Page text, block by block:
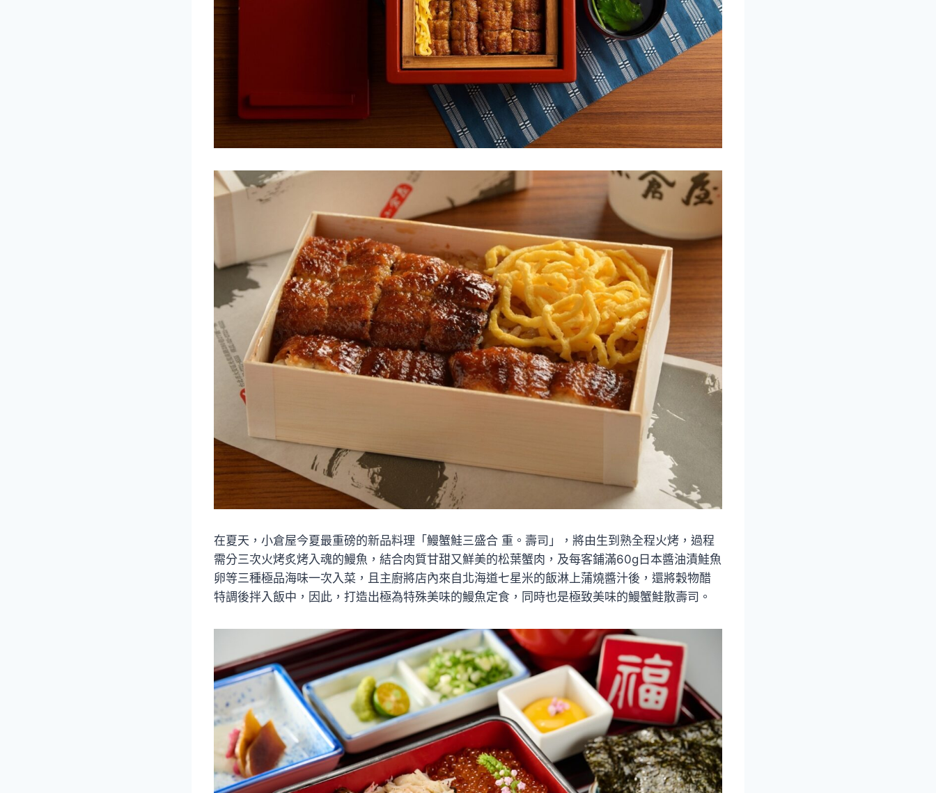
在夏天，小倉屋今夏最重磅的新品料理「鰻蟹鮭三盛合 重。壽司」，將由生到熟全程火烤，過程
需分三次火烤炙烤入魂的鰻魚，結合肉質甘甜又鮮美的松葉蟹肉，及每客鋪滿60g日本醬油漬鮭魚
卵等三種極品海味一次入菜，且主廚將店內來自北海道七星米的飯淋上蒲燒醬汁後，還將穀物醋
特調後拌入飯中，因此，打造出極為特殊美味的鰻魚定食，同時也是極致美味的鰻蟹鮭散壽司。